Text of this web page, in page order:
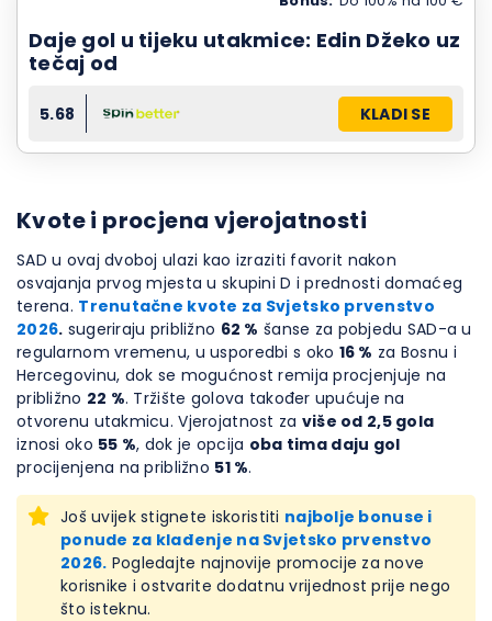
Daje gol u tijeku utakmice: Edin Džeko uz
tečaj od
5.68 KLADI SE
Kvote i procjena vjerojatnosti
SAD u ovaj dvoboj ulazi kao izraziti favorit nakon
osvajanja prvog mjesta u skupini D i prednosti domaćeg
terena. Trenutačne kvote za Svjetsko prvenstvo
2026. sugeriraju približno 62 % šanse za pobjedu SAD-a u
regularnom vremenu, u usporedbi s oko 16 % za Bosnu i
Hercegovinu, dok se mogućnost remija procjenjuje na
približno 22 %. Tržište golova također upućuje na
otvorenu utakmicu. Vjerojatnost za više od 2,5 gola
iznosi oko 55 %, dok je opcija oba tima daju gol
procijenjena na približno 51 %.
Još uvijek stignete iskoristiti najbolje bonuse i
ponude za klađenje na Svjetsko prvenstvo
2026. Pogledajte najnovije promocije za nove
korisnike i ostvarite dodatnu vrijednost prije nego
što isteknu.